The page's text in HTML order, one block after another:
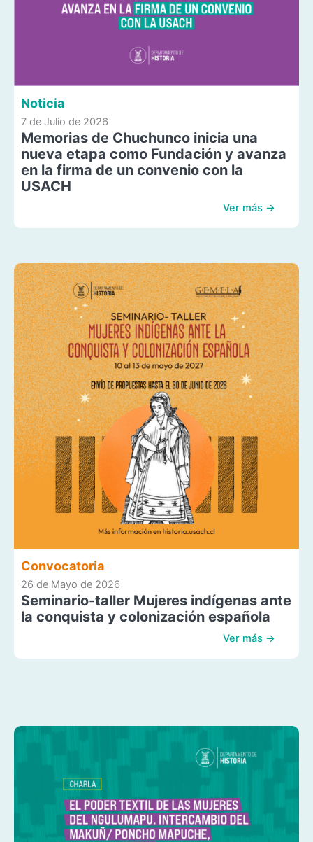
Noticia
7 de Julio de 2026
Memorias de Chuchunco inicia una
nueva etapa como Fundación y avanza
en la firma de un convenio con la
USACH
Ver más →
Convocatoria
26 de Mayo de 2026
Seminario-taller Mujeres indígenas ante
la conquista y colonización española
Ver más →